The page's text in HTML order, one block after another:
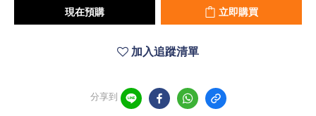
現在預購 立即購買
加入追蹤清單
分享到